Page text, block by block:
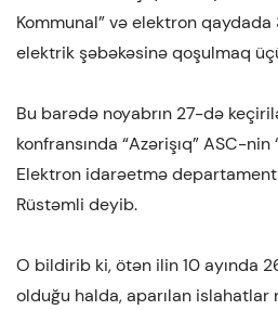
Kommunal” və elektron
elektrik şəbəkəsinə qoşulmaq
Bu barədə noyabrın 27-də
konfransında “Azərişıq” ASC-
Elektron idarəetmə
Rüstəmli deyib.
O bildirib ki, ötən ilin 10 ayında
olduğu halda, aparılan